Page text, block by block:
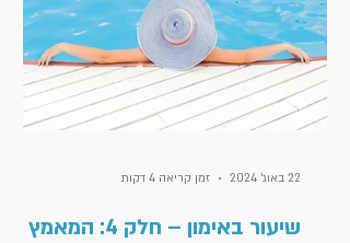
שיעור באימון – חלק 4: המאמץ
22 באוג׳ 2024 זמן קריאה 4 דקות